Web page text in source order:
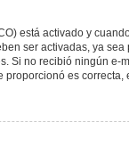
está activado y
ser activadas, ya
Si no recibió ningún e-
es